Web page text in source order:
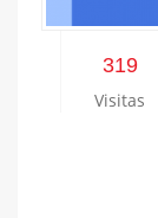
319
Visitas